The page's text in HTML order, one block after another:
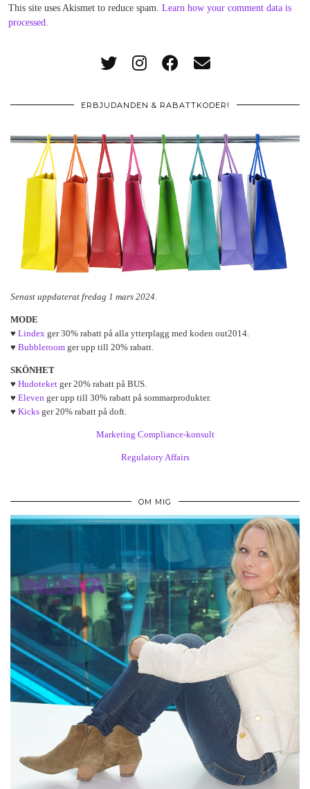
This site uses Akismet to reduce spam. Learn how your comment data is
processed.
ERBJUDANDEN & RABATTKODER!
Senast uppdaterat fredag 1 mars 2024.
MODE
♥ Lindex ger 30% rabatt på alla ytterplagg med koden out2014.
♥ Bubbleroom ger upp till 20% rabatt.
SKÖNHET
♥ Hudoteket ger 20% rabatt på BUS.
♥ Eleven ger upp till 30% rabatt på sommarprodukter.
♥ Kicks ger 20% rabatt på doft.
Marketing Compliance-konsult
Regulatory Affairs
OM MIG